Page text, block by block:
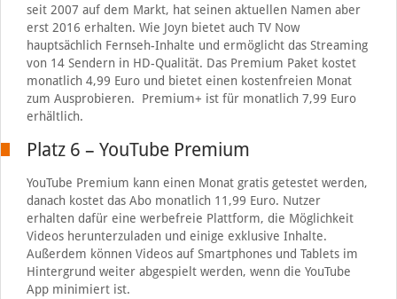
seit 2007 auf dem Markt, hat seinen aktuellen Namen aber
erst 2016 erhalten. Wie Joyn bietet auch TV Now
hauptsächlich Fernseh-Inhalte und ermöglicht das Streaming
von 14 Sendern in HD-Qualität. Das Premium Paket kostet
monatlich 4,99 Euro und bietet einen kostenfreien Monat
zum Ausprobieren. Premium+ ist für monatlich 7,99 Euro
erhältlich.
Platz 6 – YouTube Premium
YouTube Premium kann einen Monat gratis getestet werden,
danach kostet das Abo monatlich 11,99 Euro. Nutzer
erhalten dafür eine werbefreie Plattform, die Möglichkeit
Videos herunterzuladen und einige exklusive Inhalte.
Außerdem können Videos auf Smartphones und Tablets im
Hintergrund weiter abgespielt werden, wenn die YouTube
App minimiert ist.